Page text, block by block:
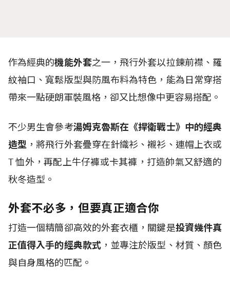
作為經典的機能外套之一，飛行外套以拉鍊前襟、羅
紋袖口、寬鬆版型與防風布料為特色，能為日常穿搭
帶來一點硬朗軍裝風格，卻又比想像中更容易搭配。
不少男生會參考湯姆克魯斯在《捍衛戰士》中的經典
造型 ，將飛行外套疊穿在針織衫、襯衫、連帽上衣或
T恤外，再配上牛仔褲或卡其褲，打造帥氣又舒適的
秋冬造型。
外套不必多，但要真正適合你
打造一個精簡卻高效的外套衣櫃，關鍵是投資幾件真
正值得入手的經典款式，並專注於版型、材質、顏色
與自身風格的匹配。